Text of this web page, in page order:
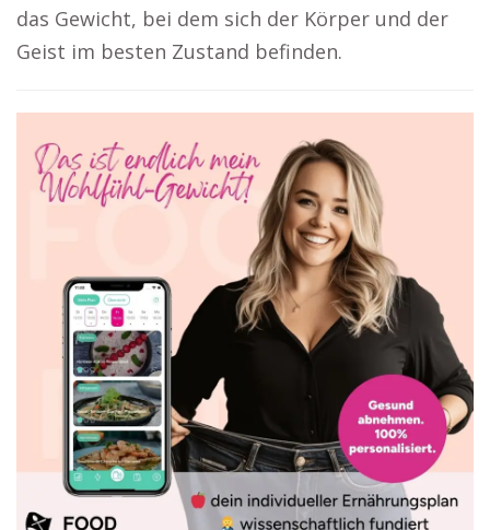
das Gewicht, bei dem sich der Körper und der
Geist im besten Zustand befinden.